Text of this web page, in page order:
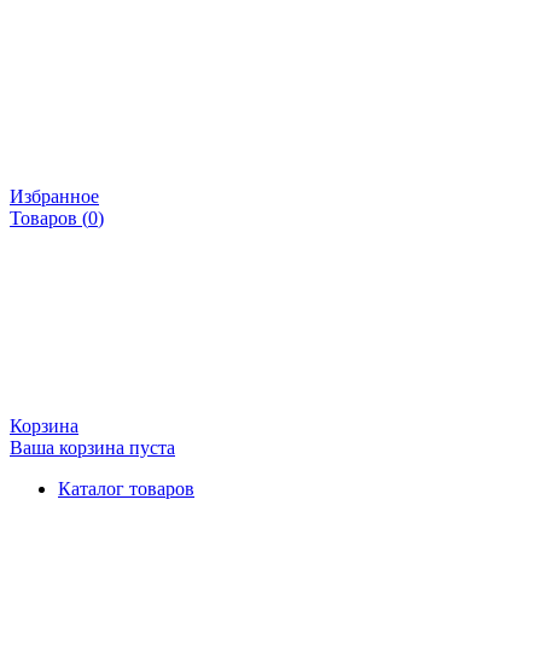
Избранное
Товаров (0)
Корзина
Ваша корзина пуста
Каталог товаров